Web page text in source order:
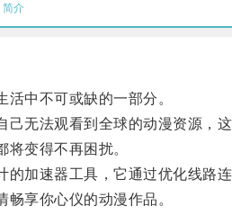
简介
中不可或缺的一部分。
无法观看到全球的动漫资源，这
变得不再困扰。
速器工具，它通过优化线路连
享你心仪的动漫作品。